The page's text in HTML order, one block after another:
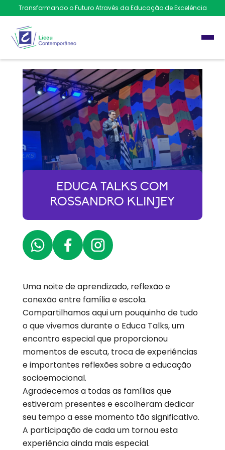
Transformando o Futuro Através da Educação de Excelência
EDUCA TALKS COM
ROSSANDRO KLINJEY
Uma noite de aprendizado, reflexão e
conexão entre família e escola.
Compartilhamos aqui um pouquinho de tudo
o que vivemos durante o Educa Talks, um
encontro especial que proporcionou
momentos de escuta, troca de experiências
e importantes reflexões sobre a educação
socioemocional.
Agradecemos a todas as famílias que
estiveram presentes e escolheram dedicar
seu tempo a esse momento tão significativo.
A participação de cada um tornou esta
experiência ainda mais especial.